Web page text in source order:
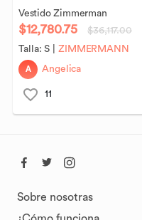
Vestido Zimmerman
$12,780.75
$36,117.00
Talla:S ZIMMERMANN
A Angelica
11
Sobre nosotras